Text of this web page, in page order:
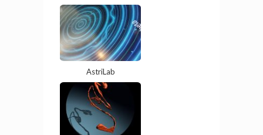
AstriLab